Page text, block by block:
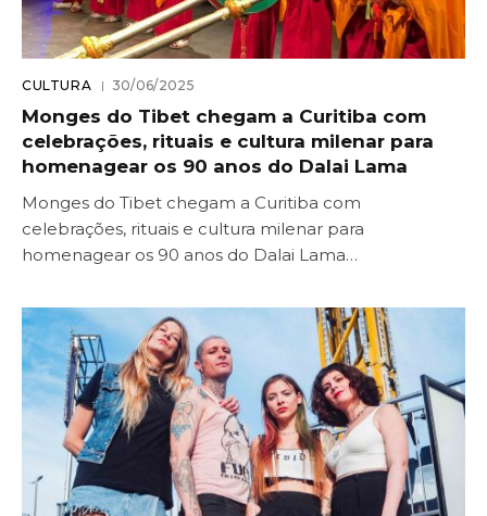
CULTURA 30/06/2025
Monges do Tibet chegam a Curitiba com
celebrações, rituais e cultura milenar para
homenagear os 90 anos do Dalai Lama
Monges do Tibet chegam a Curitiba com
celebrações, rituais e cultura milenar para
homenagear os 90 anos do Dalai Lama…